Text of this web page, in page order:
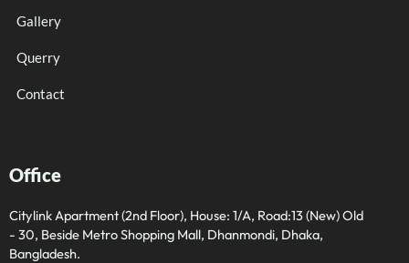
Gallery
Querry
Contact
Office
Citylink Apartment (2nd Floor), House: 1/A, Road:13 (New) Old
- 30, Beside Metro Shopping Mall, Dhanmondi, Dhaka,
Bangladesh.